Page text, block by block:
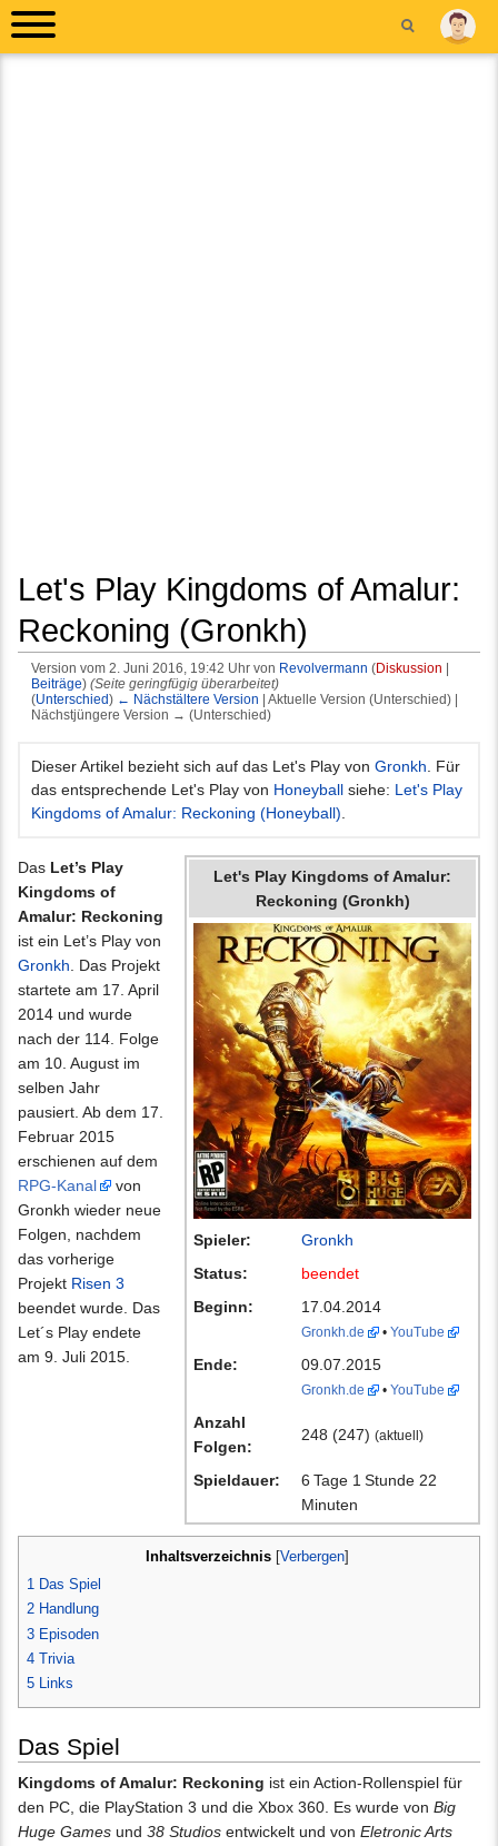
Let's Play Kingdoms of Amalur:
Reckoning (Gronkh)
Version vom 2. Juni 2016, 19:42 Uhr von Revolvermann (Diskussion
Beiträge) (Seite geringfügig überarbeitet)
(Unterschied) ← Nächstältere Version | Aktuelle Version (Unterschied) |
Nächstjüngere Version → (Unterschied)
Dieser Artikel bezieht sich auf das Let's Play von Gronkh . Für
das entsprechende Let's Play von Honeyball siehe: Let's Play
Kingdoms of Amalur: Reckoning (Honeyball)
Let's Play Kingdoms of Amalur:
Reckoning (Gronkh)
Spieler:
Gronkh
Status:
beendet
Beginn:
17.04.2014
Gronkh.de • YouTube
Ende: 09.07.2015
Gronkh.de • YouTube
Anzahl
Folgen:
248 (247) (aktuell)
Spieldauer:
6 Tage 1 Stunde 22
Minuten
Das Let’s Play
Kingdoms of
Amalur: Reckoning
ist ein Let’s Play von
Gronkh . Das Projekt
startete am 17. April
2014 und wurde
nach der 114. Folge
am 10. August im
selben Jahr
pausiert. Ab dem 17.
Februar 2015
erschienen auf dem
RPG-Kanal
von
Gronkh wieder neue
Folgen, nachdem
das vorherige
Projekt Risen 3
beendet wurde. Das
Let´s Play endete
am 9. Juli 2015.
Inhaltsverzeichnis[ Verbergen]
1 Das Spiel
2 Handlung
3 Episoden
4 Trivia
5 Links
Das Spiel
Kingdoms of Amalur: Reckoning ist ein Action-Rollenspiel für
den PC, die PlayStation 3 und die Xbox 360. Es wurde von Big
Huge Games und 38 Studios entwickelt und von Eletronic Arts